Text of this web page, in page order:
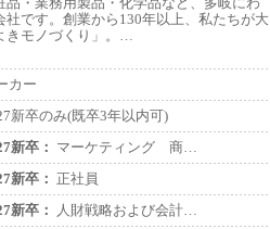
社です。創業から130年以上、私たちが大
きモノづくり」。…
カー
新卒のみ(既卒3年以内可)
新卒：
マーケティング 商…
新卒： 正社員
新卒：
人財戦略および会計…